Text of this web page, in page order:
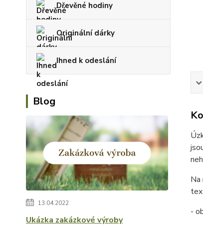
Dřevěné hodiny
Originální dárky
Ihned k odeslání
Blog
13.04.2022
Ukázka zakázkové výroby
Na
-